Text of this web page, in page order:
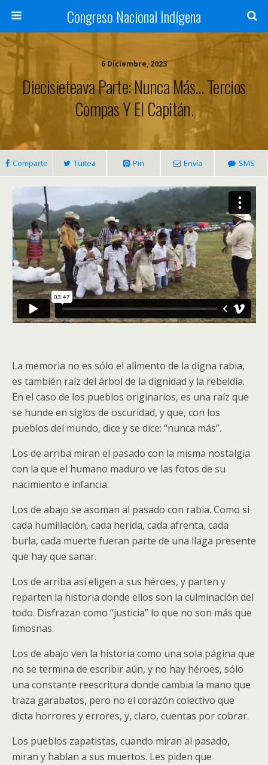
Congreso Nacional Indígena
6 Diciembre, 2023
Diecisieteava Parte: Nunca Más… Tercios
Compas Y El Capitán.
Comparte Tuitea Pin Envía SMS
La memoria no es sólo el alimento de la digna rabia,
es también raíz del árbol de la dignidad y la rebeldía.
En el caso de los pueblos originarios, es una raíz que
se hunde en siglos de oscuridad, y que, con los
pueblos del mundo, dice y se dice: “nunca más”.
Los de arriba miran el pasado con la misma nostalgia
con la que el humano maduro ve las fotos de su
nacimiento e infancia.
Los de abajo se asoman al pasado con rabia. Como si
cada humillación, cada herida, cada afrenta, cada
burla, cada muerte fueran parte de una llaga presente
que hay que sanar.
Los de arriba así eligen a sus héroes, y parten y
reparten la historia donde ellos son la culminación del
todo. Disfrazan como “justicia” lo que no son más que
limosnas.
Los de abajo ven la historia como una sola página que
no se termina de escribir aún, y no hay héroes, sólo
una constante reescritura donde cambia la mano que
traza garabatos, pero no el corazón colectivo que
dicta horrores y errores, y, claro, cuentas por cobrar.
Los pueblos zapatistas, cuando miran al pasado,
miran y hablan a sus muertos. Les piden que